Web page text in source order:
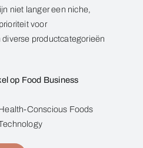
niet langer een niche,
voor
productcategorieën
op Food Business
Conscious Foods